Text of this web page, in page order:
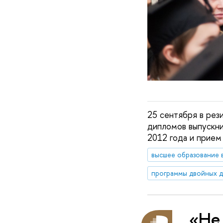
25 сентября в
дипломов
2012 года и
высшее
программы двойных